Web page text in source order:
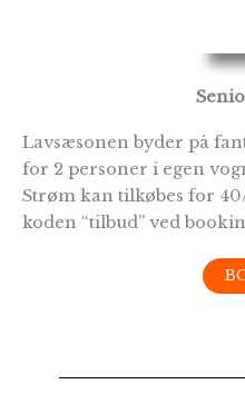
Lavsæsonen byder på
for 2 personer i egen
Strøm kan tilkøbes for
koden “tilbud” ved